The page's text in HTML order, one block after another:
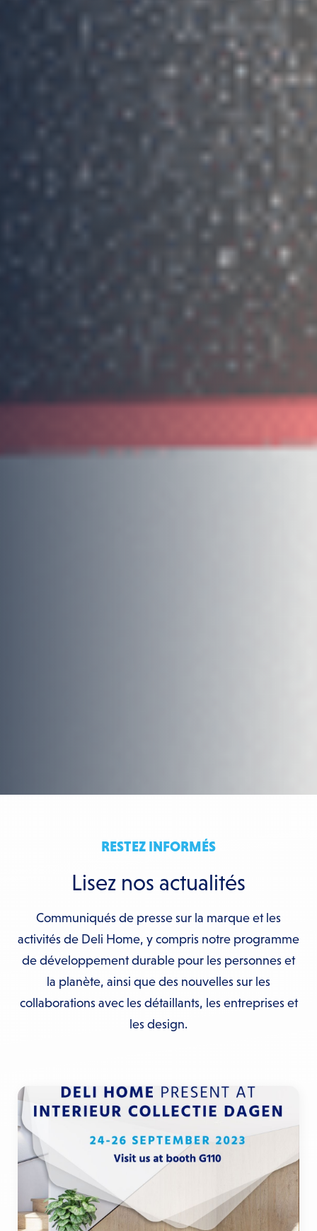
RESTEZ INFORMÉS
Lisez nos actualités
Communiqués de presse sur la marque et les
activités de Deli Home, y compris notre programme
de développement durable pour les personnes et
la planète, ainsi que des nouvelles sur les
collaborations avec les détaillants, les entreprises et
les design.